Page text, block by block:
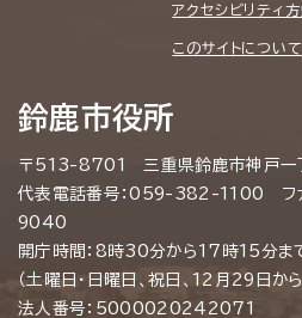
アクセシビリティ
このサイトについて
鈴鹿市役所
〒513-8701 三重県鈴鹿市神戸一
代表電話番号：059-382-1100 フ
9040
開庁時間：8時30分から17時15分ま
（土曜日・日曜日、祝日、12月29日か
法人番号：5000020242071